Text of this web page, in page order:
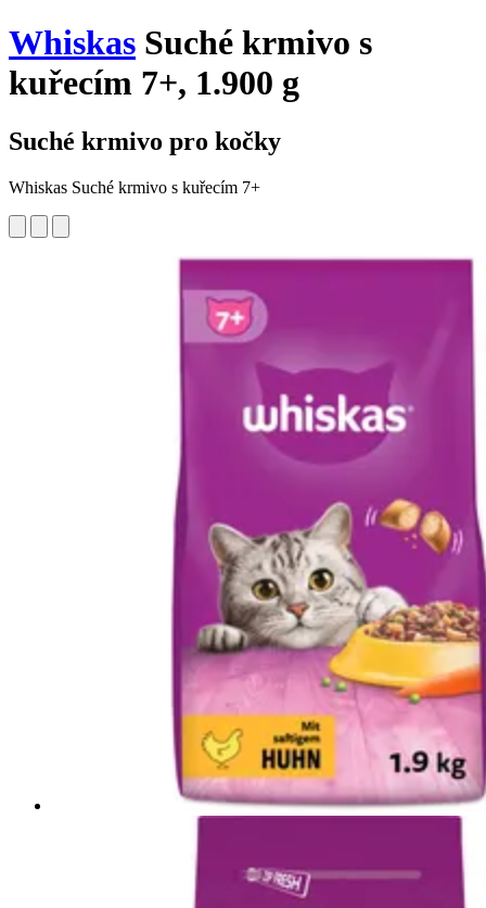
Whiskas Suché krmivo s
kuřecím 7+, 1.900 g
Suché krmivo pro kočky
Whiskas Suché krmivo s kuřecím 7+